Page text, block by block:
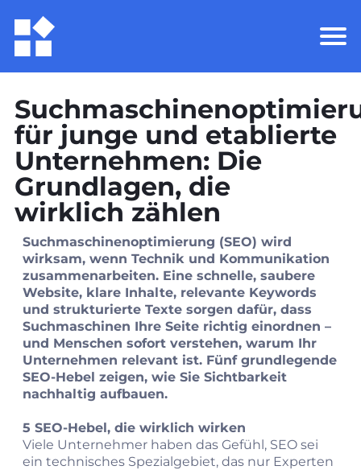
für junge und etablierte
Unternehmen: Die
Grundlagen, die
wirklich zählen
Suchmaschinenoptimierung (SEO) wird
wirksam, wenn Technik und Kommunikation
zusammenarbeiten. Eine schnelle, saubere
Website, klare Inhalte, relevante Keywords
und strukturierte Texte sorgen dafür, dass
Suchmaschinen Ihre Seite richtig einordnen –
und Menschen sofort verstehen, warum Ihr
Unternehmen relevant ist. Fünf grundlegende
SEO‑Hebel zeigen, wie Sie Sichtbarkeit
nachhaltig aufbauen.
5 SEO‑Hebel, die wirklich wirken
Viele Unternehmer haben das Gefühl, SEO sei
ein technisches Spezialgebiet, das nur Experten